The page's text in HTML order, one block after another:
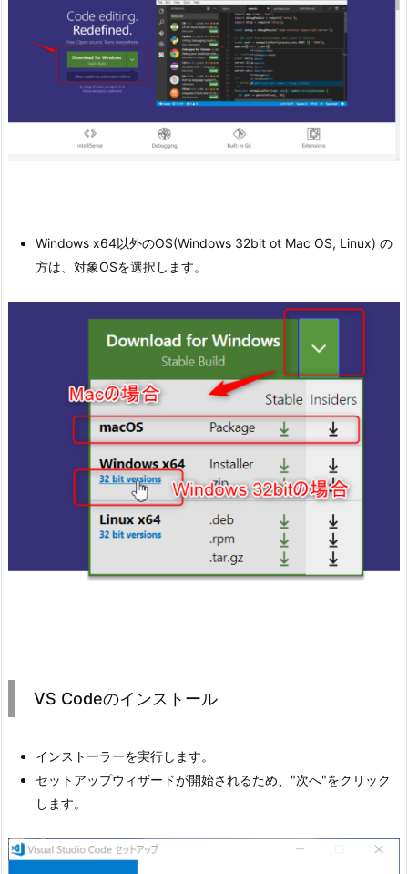
Windows x64以外のOS(Windows 32bit ot Mac OS, Linux) の
方は、対象OSを選択します。
VS Codeのインストール
インストーラーを実行します。
セットアップウィザードが開始されるため、"次へ"をクリック
します。